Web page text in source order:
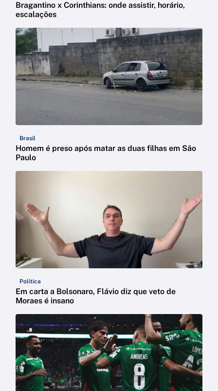
Bragantino x Corinthians: onde assistir, horário,
escalações
Brasil
Homem é preso após matar as duas filhas em São
Paulo
Política
Em carta a Bolsonaro, Flávio diz que veto de
Moraes é insano